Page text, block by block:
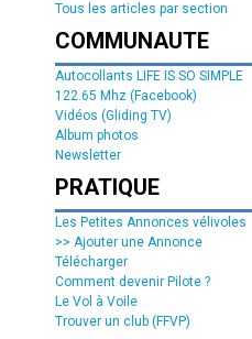
Tous les articles par section
COMMUNAUTE
Autocollants LIFE IS SO SIMPLE
122.65 Mhz (Facebook)
Vidéos (Gliding TV)
Album photos
Newsletter
PRATIQUE
Les Petites Annonces vélivoles
>> Ajouter une Annonce
Télécharger
Comment devenir Pilote ?
Le Vol à Voile
Trouver un club (FFVP)